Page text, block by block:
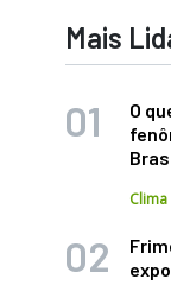
Mais
O
Clima